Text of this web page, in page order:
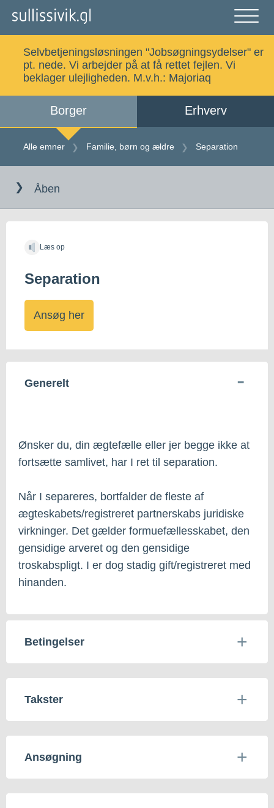
luk
Alle emner Selvbetjening
Kalaallisut
Selvbetjeningsløsningen "Jobsøgningsydelser" er
pt. nede. Vi arbejder på at få rettet fejlen. Vi
beklager ulejligheden. M.v.h.: Majoriaq
Borger Erhverv
Alle emner Familie, børn og ældre Separation
indholdet
Åben
Læs op
Separation
Ansøg her
Generelt
Ønsker du, din ægtefælle eller jer begge ikke at
fortsætte samlivet, har I ret til separation.
Når I separeres, bortfalder de fleste af
ægteskabets/registreret partnerskabs juridiske
virkninger. Det gælder formuefællesskabet, den
gensidige arveret og den gensidige
troskabspligt. I er dog stadig gift/registreret med
hinanden.
Betingelser
Takster
Ansøgning